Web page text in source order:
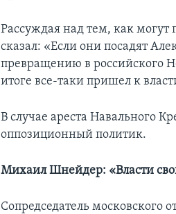
Рассуждая над тем, как могут
сказал: «Если они посадят
превращению в российского
итоге все-таки пришел к
В случае ареста Навального
оппозиционный политик.
Михаил Шнейдер: «Власти
Сопредседатель московского